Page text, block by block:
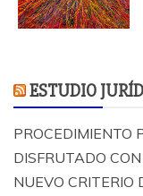
ESTUDIO
PROCEDIMIENTO
DISFRUTADO
NUEVO CRITERIO